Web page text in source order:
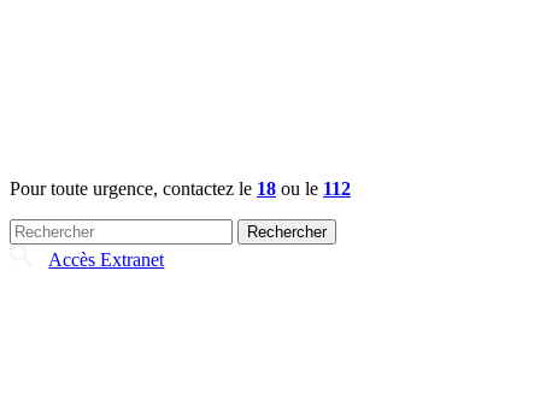
Pour toute urgence, contactez le 18 ou le 112
Rechercher :
Accès Extranet